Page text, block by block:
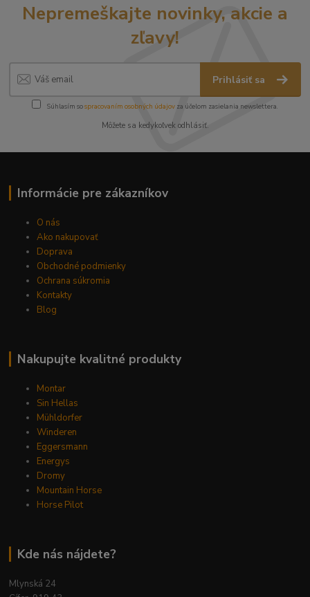
Nepremeškajte novinky, akcie a
zľavy!
Prihlásiť sa
Súhlasím sospracovaním osobných údajov za účelom zasielania newslettera.
Môžete sa kedykoľvek odhlásiť.
Informácie pre zákazníkov
O nás
Ako nakupovať
Doprava
Obchodné podmienky
Ochrana súkromia
Kontakty
Blog
Nakupujte kvalitné produkty
Montar
Sin Hellas
Mühldorfer
Winderen
Eggersmann
Energys
Dromy
Mountain Horse
Horse Pilot
Kde nás nájdete?
Mlynská 24